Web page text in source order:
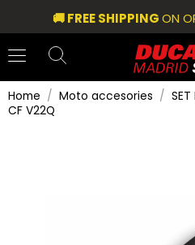
🚚 FREE SHIPPINGON
Home Moto accesories
SET
CF V22Q